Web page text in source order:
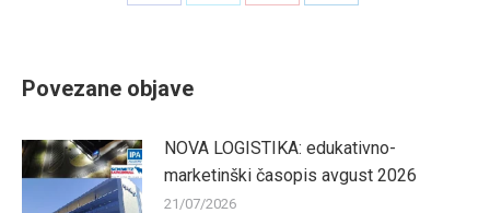
Povezane objave
NOVA LOGISTIKA: edukativno-
marketinški časopis avgust 2026
21/07/2026